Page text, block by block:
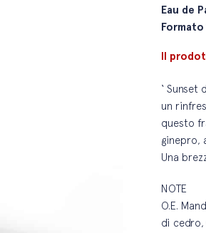
Eau de
Formato
Il
‘ Sunset
un
questo
ginepro,
Una
NOTE
O.E.
di cedro,